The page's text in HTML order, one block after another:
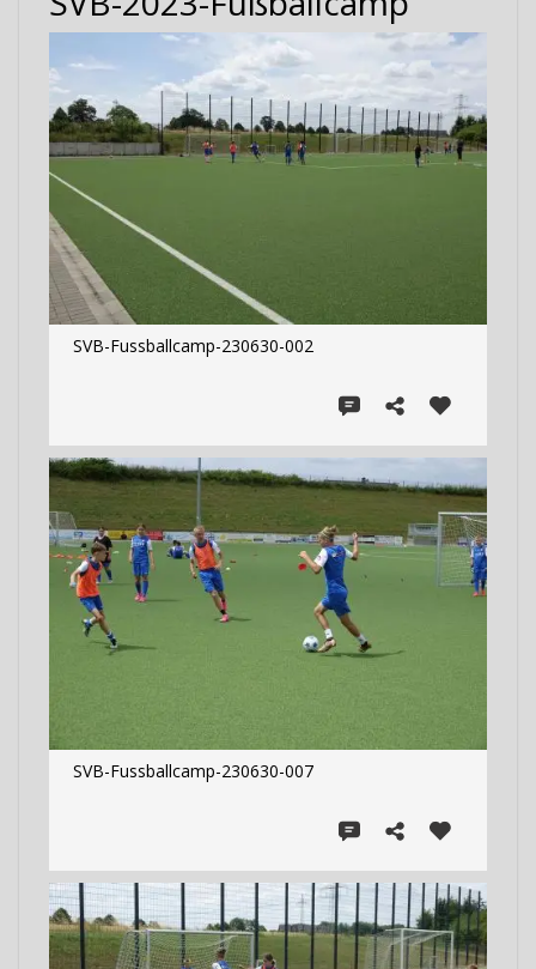
SVB-Fussballcamp-230630-002
SVB-Fussballcamp-230630-007